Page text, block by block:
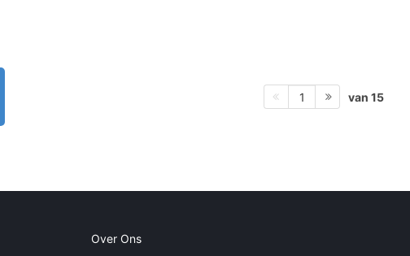
1 van 15
Over Ons